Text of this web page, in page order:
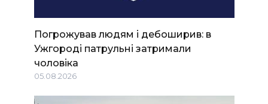
Погрожував людям і дебоширив: в
Ужгороді патрульні затримали
чоловіка
05.08.2026